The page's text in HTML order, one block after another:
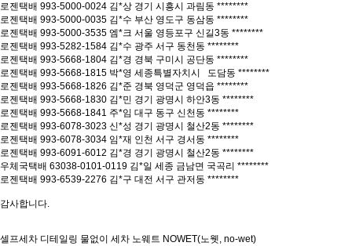
로젠택배 993-5000-0024 김*상 경기 시흥시 과림동 ********
로젠택배 993-5000-0035 김*수 부산 영도구 동삼동 ********
로젠택배 993-5000-3535 엠*크 서울 영등포구 신길3동 ********
로젠택배 993-5282-1584 김*수 광주 서구 동천동 ********
로젠택배 993-5668-1804 김*경 경북 구미시 공단동 ********
로젠택배 993-5668-1815 박*영 세종특별자치시 도담동 ********
로젠택배 993-5668-1826 김*준 경북 영덕군 영덕읍 ********
로젠택배 993-5668-1830 김*민 경기 광명시 하안3동 ********
로젠택배 993-5668-1841 주*임 대구 동구 신천동 ********
로젠택배 993-6078-3023 신*성 경기 광명시 철산2동 ********
로젠택배 993-6078-3034 임*재 인천 서구 경서동 ********
로젠택배 993-6091-6012 김*경 경기 광명시 철산2동 ********
우체국택배 63038-0101-0119 김*일 세종 금남면 국곡리 ********
로젠택배 993-6539-2276 김*구 대전 서구 관저동 ********
감사합니다.
셀프세차 디테일링 물없이 세차 노웨트 NOWET(노웻, no-wet)